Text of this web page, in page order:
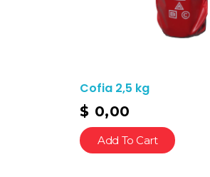
Cofia 2,5 kg
$ 0,00
Add To Cart